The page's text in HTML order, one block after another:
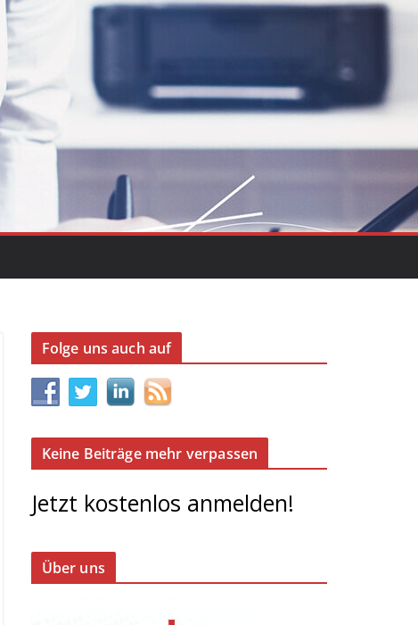
Folge uns auch auf
Keine Beiträge mehr verpassen
Jetzt kostenlos anmelden!
Über uns